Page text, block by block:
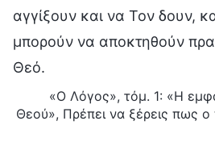
αγγίξουν και να Τον δουν,
μπορούν να αποκτηθούν
Θεό.
«Ο Λόγος», τόμ. 1: «Η
Θεού», Πρέπει να ξέρεις πως ο